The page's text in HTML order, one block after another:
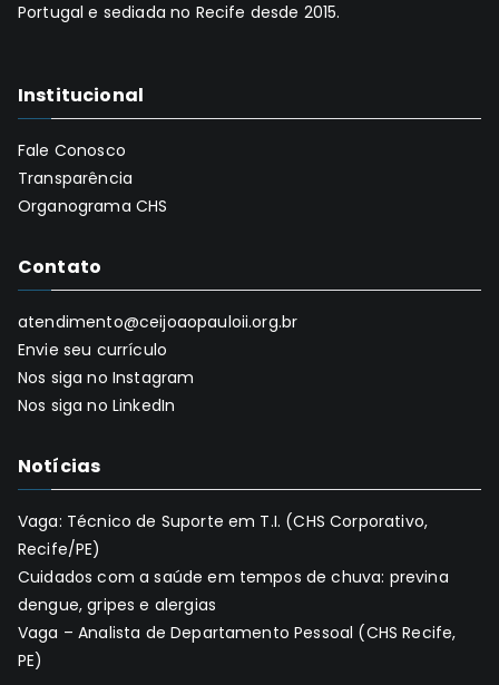
Portugal e sediada no Recife desde 2015.
Institucional
Fale Conosco
Transparência
Organograma CHS
Contato
atendimento@ceijoaopauloii.org.br
Envie seu currículo
Nos siga no Instagram
Nos siga no LinkedIn
Notícias
Vaga: Técnico de Suporte em T.I. (CHS Corporativo,
Recife/PE)
Cuidados com a saúde em tempos de chuva: previna
dengue, gripes e alergias
Vaga – Analista de Departamento Pessoal (CHS Recife,
PE)